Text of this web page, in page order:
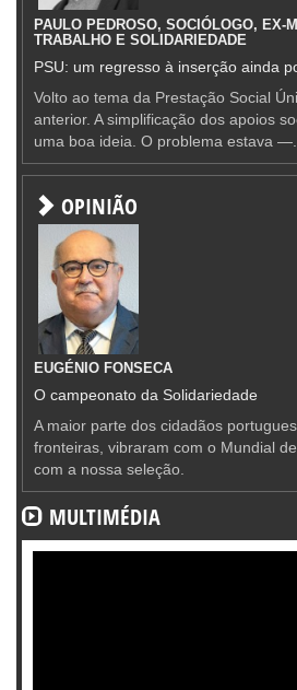
PAULO PEDROSO, SOCIÓLOGO, EX-
TRABALHO E SOLIDARIEDADE
PSU: um regresso à inserção ainda
Volto ao tema da Prestação Social
anterior. A simplificação dos apoios
uma boa ideia. O problema estava —...
OPINIÃO
EUGÉNIO FONSECA
O campeonato da Solidariedade
A maior parte dos cidadãos
fronteiras, vibraram com o Mundial
com a nossa seleção.
MULTIMÉDIA